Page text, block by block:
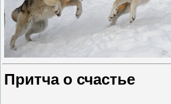
Притча о счастье